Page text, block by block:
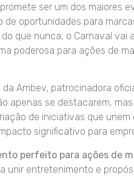
promete ser um dos maiores
oportunidades para
que nunca, o Carnaval vai
poderosa para ações de
Ambev, patrocinadora
apenas se destacarem,
de iniciativas que
significativo para
perfeito para ações de
unir entretenimento e